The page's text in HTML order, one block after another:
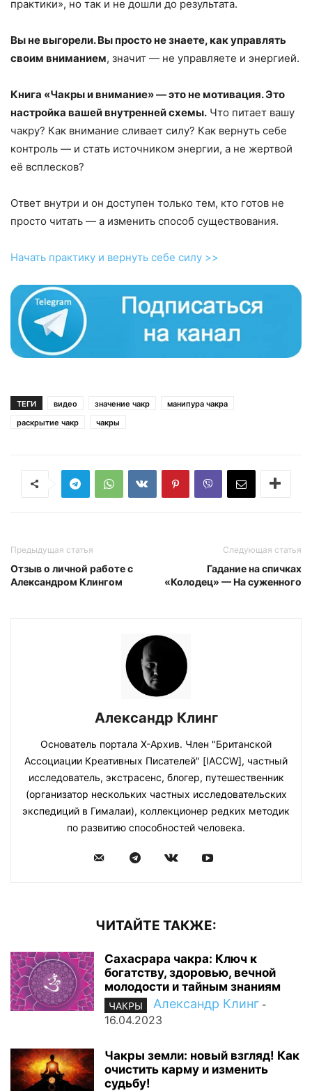
практики», но так и не дошли до результата.
Вы не выгорели. Вы просто не знаете, как управлять
своим вниманием, значит — не управляете и энергией.
Книга «Чакры и внимание» — это не мотивация. Это
настройка вашей внутренней схемы. Что питает вашу
чакру? Как внимание сливает силу? Как вернуть себе
контроль — и стать источником энергии, а не жертвой
её всплесков?
Ответ внутри и он доступен только тем, кто готов не
просто читать — а изменить способ существования.
Начать практику и вернуть себе силу >>
ТЕГИ видео значение чакр
манипура чакра
раскрытие чакр
чакры
Предыдущая статья
Отзыв о личной работе с
Александром Клингом
Следующая статья
Гадание на спичках
«Колодец» — На суженного
Александр Клинг
Основатель портала Х-Архив. Член "Британской
Ассоциации Креативных Писателей" [IACCW], частный
исследователь, экстрасенс, блогер, путешественник
(организатор нескольких частных исследовательских
экспедиций в Гималаи), коллекционер редких методик
по развитию способностей человека.
ЧИТАЙТЕ ТАКЖЕ:
Сахасрара чакра: Ключ к
богатству, здоровью, вечной
молодости и тайным знаниям
ЧАКРЫ Александр Клинг -
16.04.2023
Чакры земли: новый взгляд! Как
очистить карму и изменить
судьбу!